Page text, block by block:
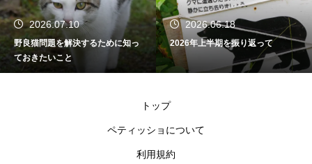
2026.07.10
野良猫問題を解決するために知っ
ておきたいこと
2026.06.18
2026年上半期を振り返って
トップ
ペティッショについて
利用規約